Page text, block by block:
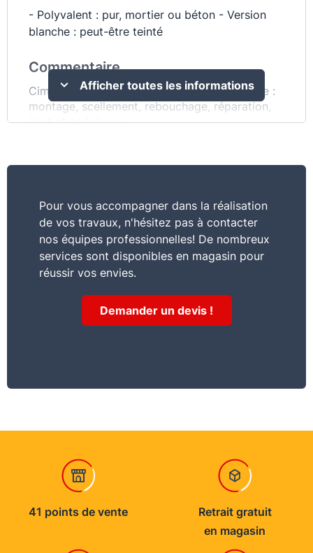
- Polyvalent : pur, mortier ou béton - Version
blanche : peut-être teinté
Commentaire
Ciment pour travaux courants de maçonnerie :
montage, scellement, rebouchage, réparation,
joint et enduisage
Afficher toutes les informations
Pour vous accompagner dans la réalisation
de vos travaux, n'hésitez pas à contacter
nos équipes professionnelles! De nombreux
services sont disponibles en magasin pour
réussir vos envies.
Demander un devis !
41 points de vente
Retrait gratuit
en magasin